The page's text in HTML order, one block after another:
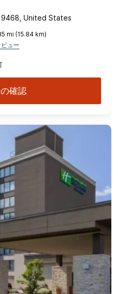
United States
mi (15.84 km)
ュー
確認